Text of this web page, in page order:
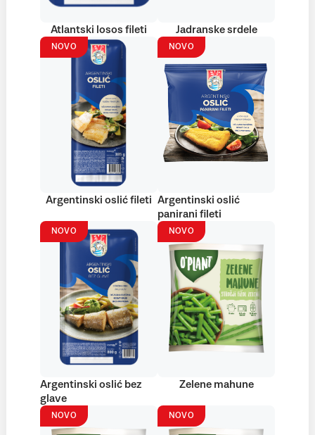
Atlantski losos fileti Jadranske srdele
NOVO
Argentinski oslić fileti
NOVO
Argentinski oslić
panirani fileti
NOVO
Argentinski oslić bez
glave
NOVO
Zelene mahune
NOVO NOVO